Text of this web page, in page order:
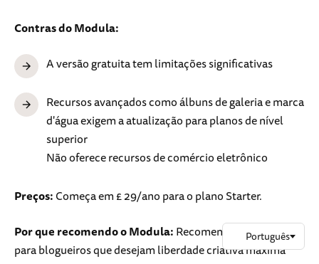
Contras do Modula:
A versão gratuita tem limitações significativas
Recursos avançados como álbuns de galeria e marca
d'água exigem a atualização para planos de nível
superior
Não oferece recursos de comércio eletrônico
Preços:Começa em £ 29/ano para o plano Starter.
Por que recomendo o Modula:Recomendo o Modula
para blogueiros que desejam liberdade criativa máxima